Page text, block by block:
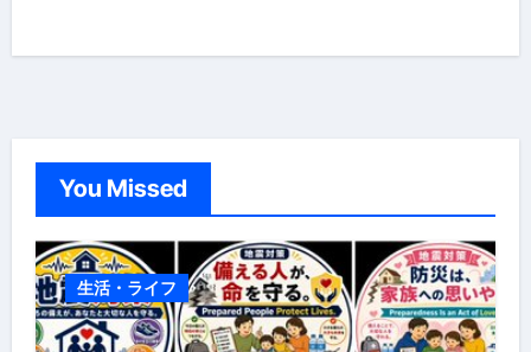
You Missed
生活・ライフ